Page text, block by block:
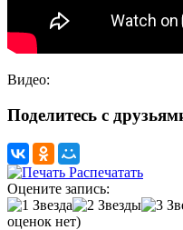
Видео:
Поделитесь с
Распечатать
Оцените запись:
оценок нет)